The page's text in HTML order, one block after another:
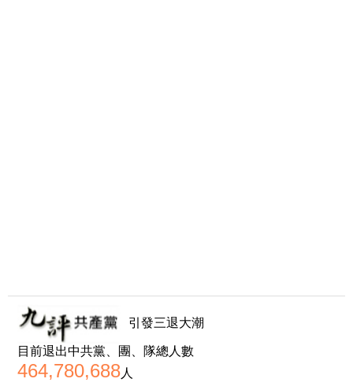
引發三退大潮
目前退出中共黨、團、隊總人數
464,780,688人